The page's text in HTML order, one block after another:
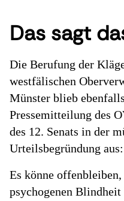
Das sagt
Die Berufung der
westfälischen
Münster blieb
Pressemitteilung des
des 12. Senats in der
Urteilsbegründung aus:
Es könne
psychogenen